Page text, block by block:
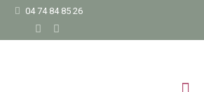
04 74 84 85 26